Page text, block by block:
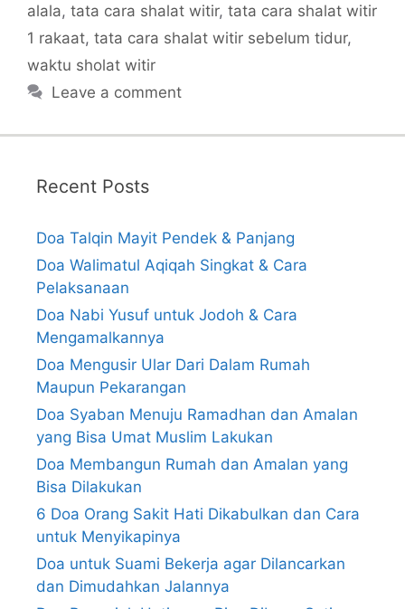
alala, tata cara shalat witir, tata cara shalat witir
1 rakaat, tata cara shalat witir sebelum tidur,
waktu sholat witir
Leave a comment
Recent Posts
Doa Talqin Mayit Pendek & Panjang
Doa Walimatul Aqiqah Singkat & Cara
Pelaksanaan
Doa Nabi Yusuf untuk Jodoh & Cara
Mengamalkannya
Doa Mengusir Ular Dari Dalam Rumah
Maupun Pekarangan
Doa Syaban Menuju Ramadhan dan Amalan
yang Bisa Umat Muslim Lakukan
Doa Membangun Rumah dan Amalan yang
Bisa Dilakukan
6 Doa Orang Sakit Hati Dikabulkan dan Cara
untuk Menyikapinya
Doa untuk Suami Bekerja agar Dilancarkan
dan Dimudahkan Jalannya